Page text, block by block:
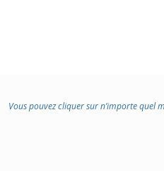
Vous pouvez cliquer sur n’importe quel